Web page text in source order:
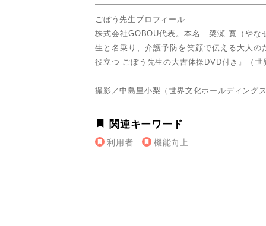
ごぼう先生プロフィール
株式会社GOBOU代表。本名 簗瀬 寛（やな
生と名乗り、介護予防を笑顔で伝える大人
役立つ ごぼう先生の大吉体操DVD付き』（
撮影／中島里小梨（世界文化ホールディング
関連キーワード
利用者 機能向上